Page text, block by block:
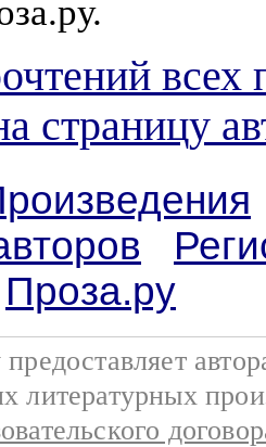
всех
страницу
Проза.ру
литературных